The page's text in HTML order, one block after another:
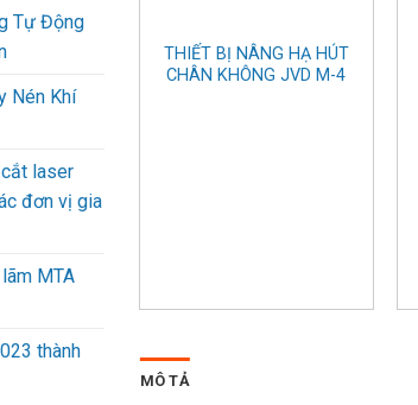
Tự Động
Nén Khí
laser
đơn vị gia
MTA
thành
THIẾT BỊ NÂNG HẠ HÚT
CHÂN KHÔNG JVD M-4
HẠ HÚT
MÔ TẢ